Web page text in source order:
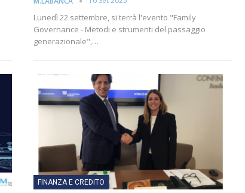
Lunedì 22 settembre, si terrà l'evento "Family
Governance - Metodi e strumenti del passaggio
generazionale",…
FINANZA E CREDITO